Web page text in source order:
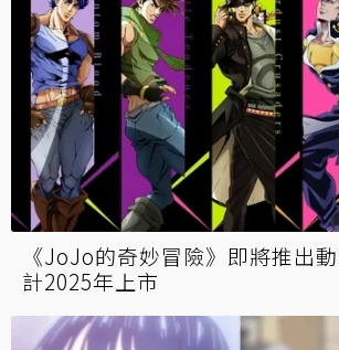
《JoJo的奇妙冒險》即將推出
計2025年上市